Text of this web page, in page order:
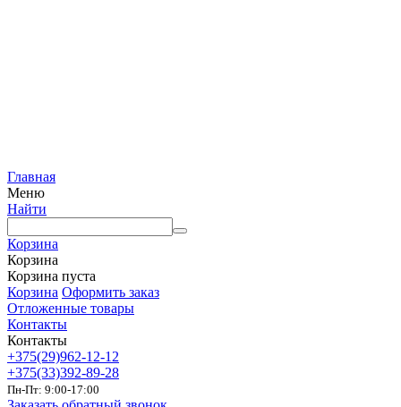
Главная
Меню
Найти
Корзина
Корзина
Корзина пуста
Корзина Оформить заказ
Отложенные товары
Контакты
Контакты
+375(29)962-12-12
+375(33)392-89-28
Пн-Пт: 9:00-17:00